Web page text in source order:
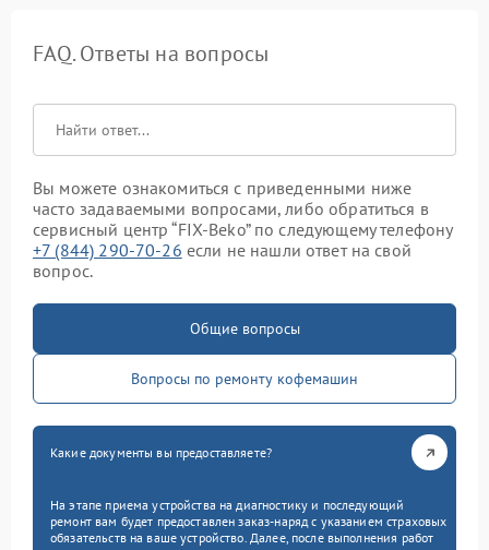
FAQ. Ответы на вопросы
Вы можете ознакомиться с приведенными ниже
часто задаваемыми вопросами, либо обратиться в
сервисный центр “FIX-Beko” по следующему телефону
+7 (844) 290-70-26 если не нашли ответ на свой
вопрос.
Общие вопросы
Вопросы по ремонту кофемашин
Какие документы вы предоставляете?
На этапе приема устройства на диагностику и последующий
ремонт вам будет предоставлен заказ-наряд с указанием страховых
обязательств на ваше устройство. Далее, после выполнения работ